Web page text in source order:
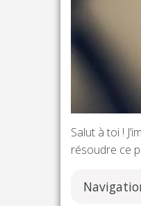
Salut à toi !
résoudre ce